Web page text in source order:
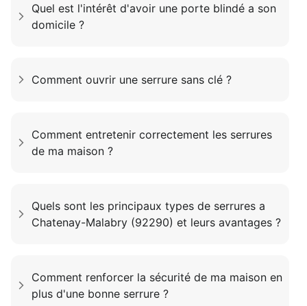
Quel est l'intérêt d'avoir une porte blindé a son
domicile ?
Comment ouvrir une serrure sans clé ?
Comment entretenir correctement les serrures
de ma maison ?
Quels sont les principaux types de serrures a
Chatenay-Malabry (92290) et leurs avantages ?
Comment renforcer la sécurité de ma maison en
plus d'une bonne serrure ?